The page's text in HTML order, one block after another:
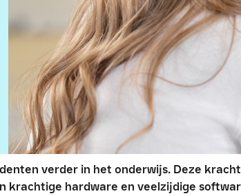
verder in het onderwijs. Deze
krachtige hardware en veelzijdige